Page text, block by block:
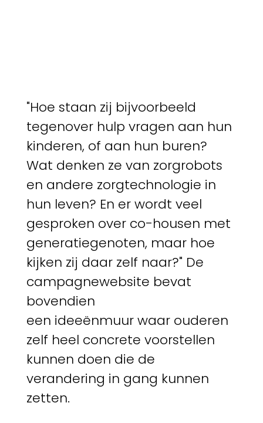
"Hoe staan zij bijvoorbeeld
tegenover hulp vragen aan hun
kinderen, of aan hun buren?
Wat denken ze van zorgrobots
en andere zorgtechnologie in
hun leven? En er wordt veel
gesproken over co-housen met
generatiegenoten, maar hoe
kijken zij daar zelf naar?" De
campagnewebsite bevat
bovendien
een ideeënmuur waar ouderen
zelf heel concrete voorstellen
kunnen doen die de
verandering in gang kunnen
zetten.